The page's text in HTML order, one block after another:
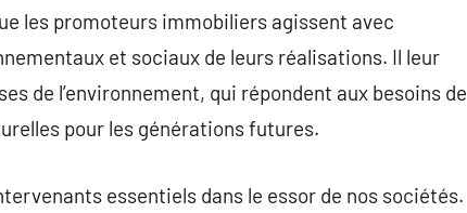
les promoteurs immobiliers agissent avec
et sociaux de leurs réalisations. Il leur
de l’environnement, qui répondent aux besoins de
pour les générations futures.
essentiels dans le essor de nos sociétés.